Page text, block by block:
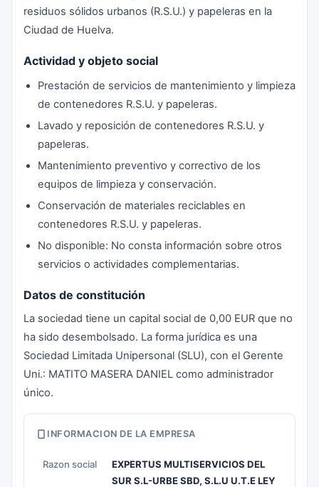
residuos sólidos urbanos (R.S.U.) y papeleras en la
Ciudad de Huelva.
Actividad y objeto social
Prestación de servicios de mantenimiento y limpieza
de contenedores R.S.U. y papeleras.
Lavado y reposición de contenedores R.S.U. y
papeleras.
Mantenimiento preventivo y correctivo de los
equipos de limpieza y conservación.
Conservación de materiales reciclables en
contenedores R.S.U. y papeleras.
No disponible: No consta información sobre otros
servicios o actividades complementarias.
Datos de constitución
La sociedad tiene un capital social de 0,00 EUR que no
ha sido desembolsado. La forma jurídica es una
Sociedad Limitada Unipersonal (SLU), con el Gerente
Uni.: MATITO MASERA DANIEL como administrador
único.
INFORMACION DE LA EMPRESA
Razon social
EXPERTUS MULTISERVICIOS DEL
SUR S.L-URBE SBD, S.L.U U.T.E LEY